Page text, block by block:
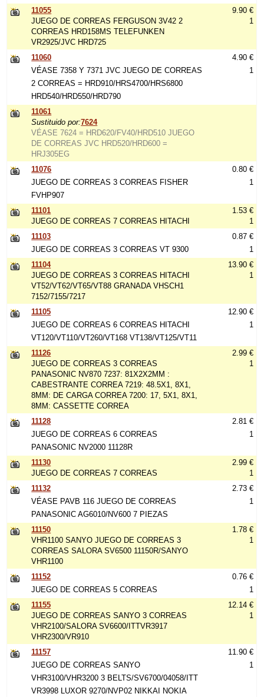
11055
JUEGO DE CORREAS FERGUSON 3V42 2
CORREAS HRD158MS TELEFUNKEN
VR2925/JVC HRD725
9.90 €
1
11060
VÉASE 7358 Y 7371 JVC JUEGO DE CORREAS
2 CORREAS = HRD910/HRS4700/HRS6800
HRD540/HRD550/HRD790
4.90 €
1
11061
Sustituido por:7624
VÉASE 7624 = HRD620/FV40/HRD510 JUEGO
DE CORREAS JVC HRD520/HRD600 =
HRJ305EG
11076
JUEGO DE CORREAS 3 CORREAS FISHER
FVHP907
0.80 €
1
11101
JUEGO DE CORREAS 7 CORREAS HITACHI
1.53 €
1
11103
JUEGO DE CORREAS 3 CORREAS VT 9300
0.87 €
1
11104
JUEGO DE CORREAS 3 CORREAS HITACHI
VT52/VT62/VT65/VT88 GRANADA VHSCH1
7152/7155/7217
13.90 €
1
11105
JUEGO DE CORREAS 6 CORREAS HITACHI
VT120/VT110/VT260/VT168 VT138/VT125/VT11
12.90 €
1
11126
JUEGO DE CORREAS 3 CORREAS
PANASONIC NV870 7237: 81X2X2MM :
CABESTRANTE CORREA 7219: 48.5X1, 8X1,
8MM: DE CARGA CORREA 7200: 17, 5X1, 8X1,
8MM: CASSETTE CORREA
2.99 €
1
11128
JUEGO DE CORREAS 6 CORREAS
PANASONIC NV2000 11128R
2.81 €
1
11130
JUEGO DE CORREAS 7 CORREAS
2.99 €
1
11132
VÉASE PAVB 116 JUEGO DE CORREAS
PANASONIC AG6010/NV600 7 PIEZAS
2.73 €
1
11150
VHR1100 SANYO JUEGO DE CORREAS 3
CORREAS SALORA SV6500 11150R/SANYO
VHR1100
1.78 €
1
11152
JUEGO DE CORREAS 5 CORREAS
0.76 €
1
11155
JUEGO DE CORREAS SANYO 3 CORREAS
VHR2100/SALORA SV6600/ITTVR3917
VHR2300/VR910
12.14 €
1
11157
JUEGO DE CORREAS SANYO
VHR3100/VHR3200 3 BELTS/SV6700/04058/ITT
VR3998 LUXOR 9270/NVP02 NIKKAI NOKIA
11.90 €
1